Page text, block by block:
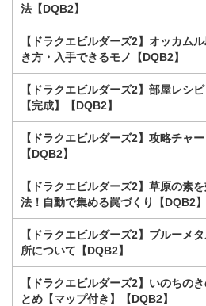
法【DQB2】
【ドラクエビルダーズ2】オッカム
き方・入手できるモノ【DQB2】
【ドラクエビルダーズ2】部屋レシ
【完成】【DQB2】
【ドラクエビルダーズ2】攻略チャ
【DQB2】
【ドラクエビルダーズ2】草原の素
法！自動で集める罠づくり【DQB2】
【ドラクエビルダーズ2】ブルーメ
所について【DQB2】
【ドラクエビルダーズ2】いのちの
とめ【マップ付き】【DQB2】